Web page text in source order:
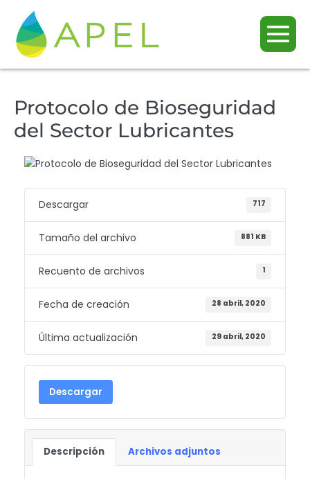
Protocolo de Bioseguridad
del Sector Lubricantes
Descargar 717
Tamaño del archivo 881 KB
Recuento de archivos 1
Fecha de creación 28 abril, 2020
Última actualización 29 abril, 2020
Descargar
Descripción Archivos adjuntos